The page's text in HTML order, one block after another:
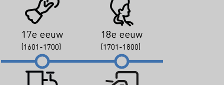
17e eeuw
(1601-1700)
18e eeuw
(1701-1800)